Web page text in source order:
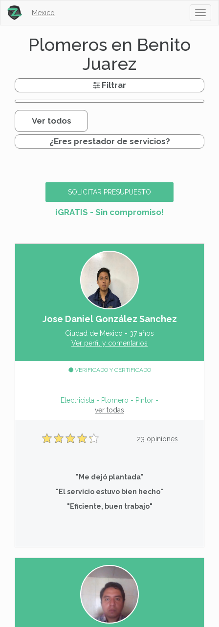
Mexico
Plomeros en Benito
Juarez
Filtrar
Ver todos
¿Eres prestador de servicios?
SOLICITAR PRESUPUESTO
¡GRATIS - Sin compromiso!
Jose Daniel González Sanchez
Ciudad de Mexico - 37 años
Ver perfil y comentarios
VERIFICADO Y CERTIFICADO
Electricista - Plomero - Pintor - Service Aire
ver todas
23 opiniones
"Me dejó plantada"
"El servicio estuvo bien hecho"
"Eficiente, buen trabajo"